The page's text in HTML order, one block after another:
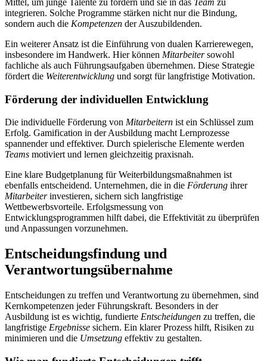
Mittel, um junge Talente zu fördern und sie in das Team zu
integrieren. Solche Programme stärken nicht nur die Bindung,
sondern auch die Kompetenzen der Auszubildenden.
Ein weiterer Ansatz ist die Einführung von dualen Karrierewegen,
insbesondere im Handwerk. Hier können Mitarbeitersowohl
fachliche als auch Führungsaufgaben übernehmen. Diese Strategie
fördert die Weiterentwicklung und sorgt für langfristige Motivation.
Förderung der individuellen Entwicklung
Die individuelle Förderung von Mitarbeitern ist ein Schlüssel zum
Erfolg. Gamification in der Ausbildung macht Lernprozesse
spannender und effektiver. Durch spielerische Elemente werden
Teams motiviert und lernen gleichzeitig praxisnah.
Eine klare Budgetplanung für Weiterbildungsmaßnahmen ist
ebenfalls entscheidend. Unternehmen, die in die Förderung ihrer
Mitarbeiterinvestieren, sichern sich langfristige
Wettbewerbsvorteile. Erfolgsmessung von
Entwicklungsprogrammen hilft dabei, die Effektivität zu überprüfen
und Anpassungen vorzunehmen.
Entscheidungsfindung und
Verantwortungsübernahme
Entscheidungen zu treffen und Verantwortung zu übernehmen, sind
Kernkompetenzen jeder Führungskraft. Besonders in der
Ausbildung ist es wichtig, fundierte Entscheidungen zu treffen, die
langfristige Ergebnisse sichern. Ein klarer Prozess hilft, Risiken zu
minimieren und die Umsetzung effektiv zu gestalten.